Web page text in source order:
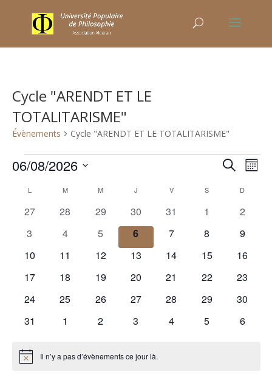
Cycle "ARENDT ET LE
TOTALITARISME"
Évènements Cycle "ARENDT ET LE TOTALITARISME"
Évènements
vues
Recherche
de
Mois
06/08/2026
date.
Calendrier
de
L MMARDI M MERCREDI
J VVENDREDIS D
0
27
0
28
0
évènements
29
0
évènements
30
0
31
0
1
0
2
0
3
0
4
0
évènements
5
0
évènements
6
0
7
0
8
0
9
0
10
0
11
0
12
0
13
0
14
0
15
0
16
0
17
0
18
0
19
0
20
0
21
0
22
0
23
0
24
0
25
0
26
0
27
0
28
0
29
0
30
0
31
0
1
0
2
0
3
0
4
0
5
0
6
Notice Il n’y a pas d’évènements ce jour là.